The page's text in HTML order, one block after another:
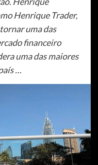
Henrique Trader,
uma das
financeiro
uma das maiores
…